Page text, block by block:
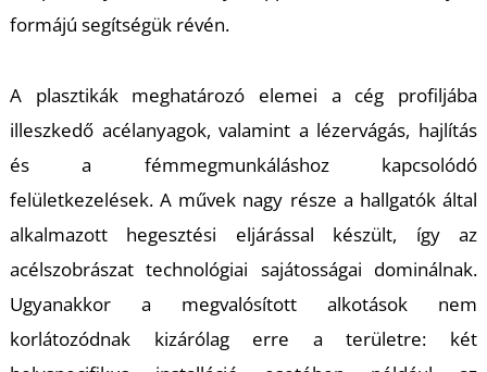
formájú segítségük révén.
A plasztikák meghatározó elemei a cég profiljába
illeszkedő acélanyagok, valamint a lézervágás, hajlítás
és a fémmegmunkáláshoz kapcsolódó
felületkezelések. A művek nagy része a hallgatók által
alkalmazott hegesztési eljárással készült, így az
acélszobrászat technológiai sajátosságai dominálnak.
Ugyanakkor a megvalósított alkotások nem
korlátozódnak kizárólag erre a területre: két